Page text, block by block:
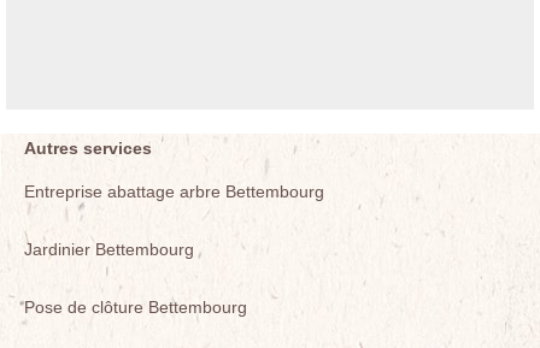
Autres services
Entreprise abattage arbre Bettembourg
Jardinier Bettembourg
Pose de clôture Bettembourg